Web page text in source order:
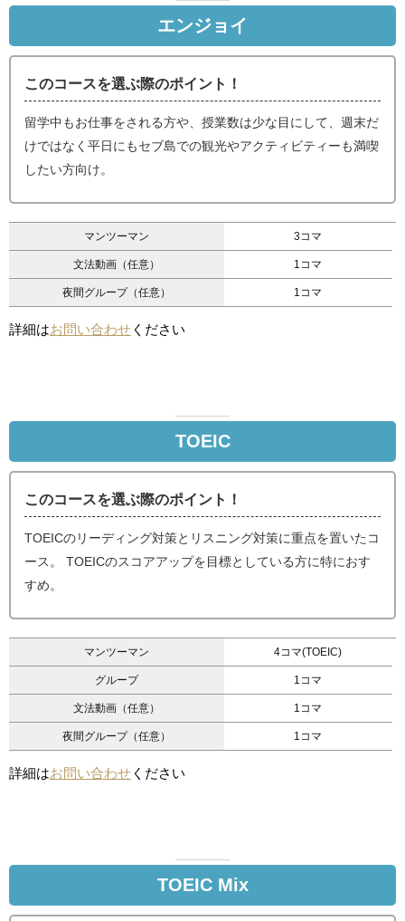
エンジョイ
このコースを選ぶ際のポイント！
留学中もお仕事をされる方や、授業数は少な目にして、週末だ
けではなく平日にもセブ島での観光やアクティビティーも満喫
したい方向け。
マンツーマン 3コマ
文法動画（任意） 1コマ
夜間グループ（任意） 1コマ
詳細はお問い合わせ ください
TOEIC
このコースを選ぶ際のポイント！
TOEICのリーディング対策とリスニング対策に重点を置いたコ
ース。 TOEICのスコアアップを目標としている方に特におす
すめ。
マンツーマン 4コマ(TOEIC)
グループ 1コマ
文法動画（任意） 1コマ
夜間グループ（任意） 1コマ
詳細はお問い合わせ ください
TOEIC Mix